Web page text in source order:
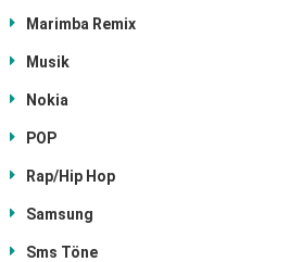
Marimba Remix
Musik
Nokia
POP
Rap/Hip Hop
Samsung
Sms Töne